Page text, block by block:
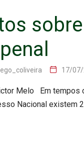
17/
Melo Em tempos
Nacional existem